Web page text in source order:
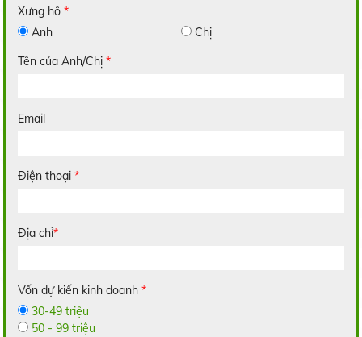
Xưng hô*
Anh
Chị
Tên của Anh/Chị*
Email
Điện thoại*
Địa chỉ*
Vốn dự kiến kinh doanh*
30-49 triệu
50 - 99 triệu
Nếp Bắc Hạt Cau
14.000 đ/kg